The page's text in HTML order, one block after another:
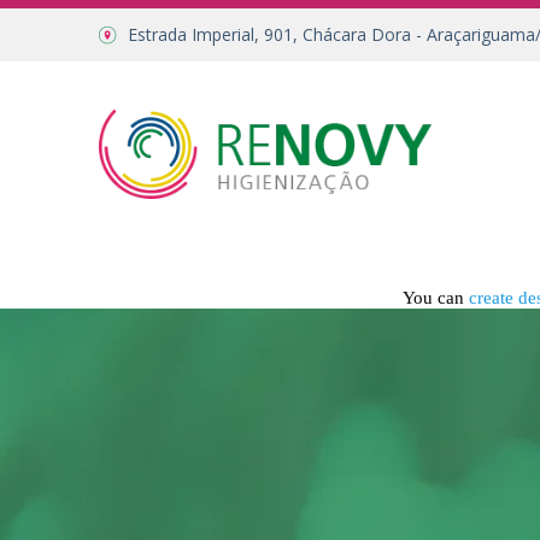
Estrada Imperial, 901, Chácara Dora -
You can create